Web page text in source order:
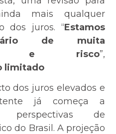
mais qualquer
dos juros. “Estamos
de muita
e risco”,
limitado
dos juros elevados e
já começa a
perspectivas de
do Brasil. A projeção